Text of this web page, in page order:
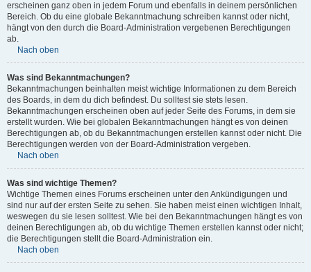
erscheinen ganz oben in jedem Forum und ebenfalls in deinem persönlichen
Bereich. Ob du eine globale Bekanntmachung schreiben kannst oder nicht,
hängt von den durch die Board-Administration vergebenen Berechtigungen
ab.
Nach oben
Was sind Bekanntmachungen?
Bekanntmachungen beinhalten meist wichtige Informationen zu dem Bereich
des Boards, in dem du dich befindest. Du solltest sie stets lesen.
Bekanntmachungen erscheinen oben auf jeder Seite des Forums, in dem sie
erstellt wurden. Wie bei globalen Bekanntmachungen hängt es von deinen
Berechtigungen ab, ob du Bekanntmachungen erstellen kannst oder nicht. Die
Berechtigungen werden von der Board-Administration vergeben.
Nach oben
Was sind wichtige Themen?
Wichtige Themen eines Forums erscheinen unter den Ankündigungen und
sind nur auf der ersten Seite zu sehen. Sie haben meist einen wichtigen Inhalt,
weswegen du sie lesen solltest. Wie bei den Bekanntmachungen hängt es von
deinen Berechtigungen ab, ob du wichtige Themen erstellen kannst oder nicht;
die Berechtigungen stellt die Board-Administration ein.
Nach oben